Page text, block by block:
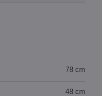
78 cm
48 cm